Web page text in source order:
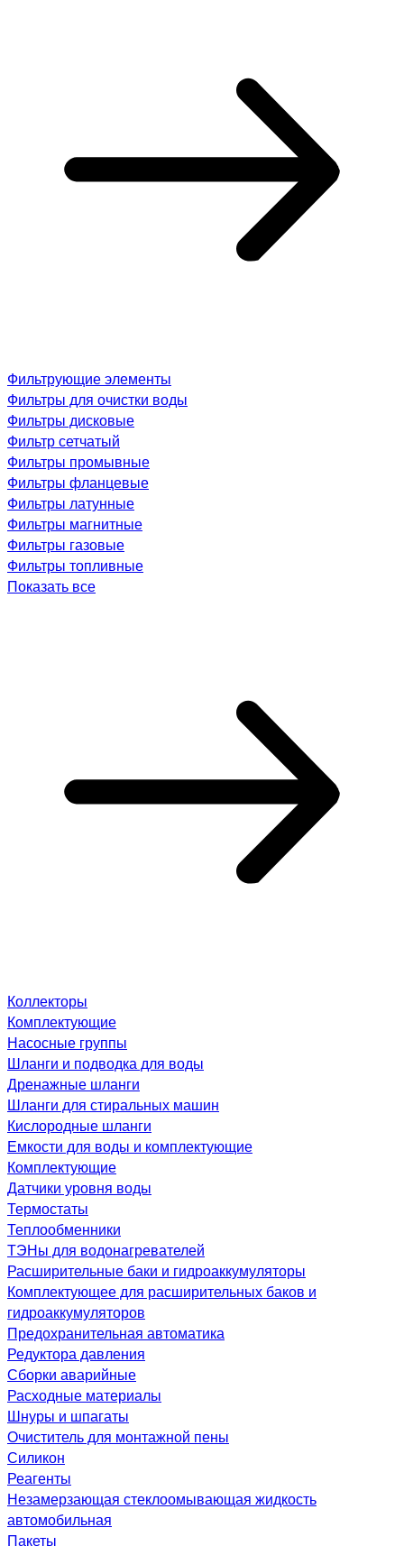
Фильтрующие элементы
Фильтры для очистки воды
Фильтры дисковые
Фильтр сетчатый
Фильтры промывные
Фильтры фланцевые
Фильтры латунные
Фильтры магнитные
Фильтры газовые
Фильтры топливные
Показать все
Коллекторы
Комплектующие
Насосные группы
Шланги и подводка для воды
Дренажные шланги
Шланги для стиральных машин
Кислородные шланги
Емкости для воды и комплектующие
Комплектующие
Датчики уровня воды
Термостаты
Теплообменники
ТЭНы для водонагревателей
Расширительные баки и гидроаккумуляторы
Комплектующее для расширительных баков и
гидроаккумуляторов
Предохранительная автоматика
Редуктора давления
Сборки аварийные
Расходные материалы
Шнуры и шпагаты
Очиститель для монтажной пены
Силикон
Реагенты
Незамерзающая стеклоомывающая жидкость
автомобильная
Пакеты